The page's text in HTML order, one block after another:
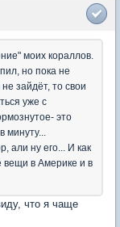
моих кораллов.
но пока не
зайдёт, то свои
уже с
это
минуту...
али ну его... И как
вещи в Америке и в
что я чаще